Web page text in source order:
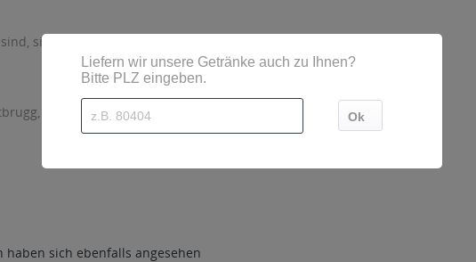
sind diese mittels Großbuchstaben besonders hervorgehoben
Schweiz
haben sich ebenfalls angesehen